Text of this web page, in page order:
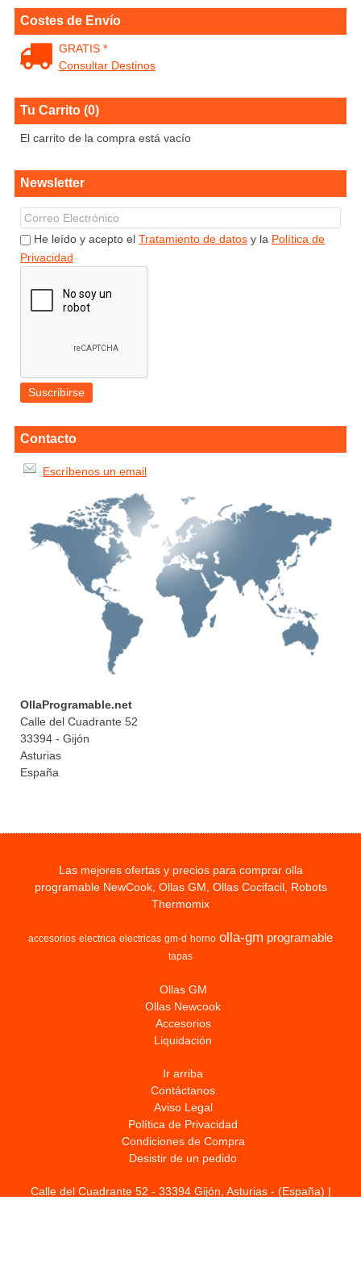
Costes de Envío
GRATIS *
Consultar Destinos
Tu Carrito (0)
El carrito de la compra está vacío
Newsletter
He leído y acepto el Tratamiento de datos y la Política de
Privacidad
Contacto
Escríbenos un email
OllaProgramable.net
Calle del Cuadrante 52
33394 - Gijón
Asturias
España
Las mejores ofertas y precios para comprar olla
programable NewCook, Ollas GM, Ollas Cocifacil, Robots
Thermomix
accesorios electrica electricas gm-d horno olla-gm programable
tapas
Ollas GM
Ollas Newcook
Accesorios
Liquidación
Ir arriba
Contáctanos
Aviso Legal
Política de Privacidad
Condiciones de Compra
Desistir de un pedido
Calle del Cuadrante 52 - 33394 Gijón, Asturias - (España) |